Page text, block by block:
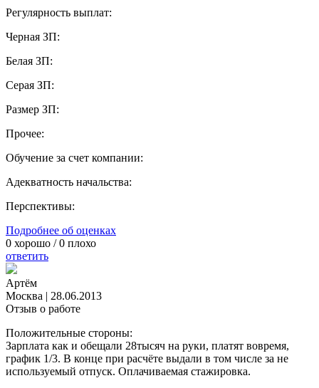
Регулярность выплат:
Черная ЗП:
Белая ЗП:
Серая ЗП:
Размер ЗП:
Прочее:
Обучение за счет компании:
Адекватность начальства:
Перспективы:
Подробнее об оценках
0 хорошо /0 плохо
ответить
Артём
Москва | 28.06.2013
Отзыв о работе
Положительные стороны:
Зарплата как и обещали 28тысяч на руки, платят вовремя,
график 1/3. В конце при расчёте выдали в том числе за не
используемый отпуск. Оплачиваемая стажировка.